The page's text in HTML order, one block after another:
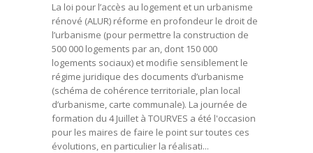
La loi pour l’accès au logement et un urbanisme
rénové (ALUR) réforme en profondeur le droit de
l’urbanisme (pour permettre la construction de
500 000 logements par an, dont 150 000
logements sociaux) et modifie sensiblement le
régime juridique des documents d’urbanisme
(schéma de cohérence territoriale, plan local
d’urbanisme, carte communale). La journée de
formation du 4 Juillet à TOURVES a été l'occasion
pour les maires de faire le point sur toutes ces
évolutions, en particulier la réalisati...